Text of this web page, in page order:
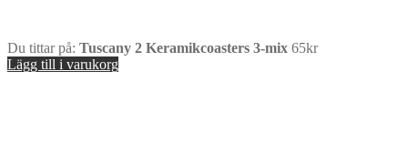
Du tittar på: Tuscany 2 Keramikcoasters 3-mix 65kr
Lägg till i varukorg